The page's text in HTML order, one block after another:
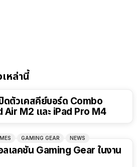
หล่านี้
ดตัวเคสคีย์บอร์ด Combo
Air M2 และ iPad Pro M4
GAMING GEAR NEWS
เลคชัน Gaming Gear ในงาน